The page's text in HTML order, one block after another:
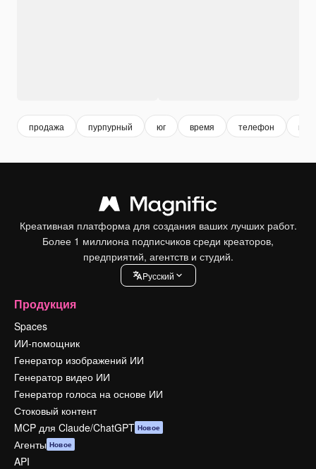
продажа пурпурный юг время телефон в
Креативная платформа для создания ваших лучших работ.
Более 1 миллиона подписчиков среди креаторов,
предприятий, агентств и студий.
Pусский
Продукция
Spaces
ИИ-помощник
Генератор изображений ИИ
Генератор видео ИИ
Генератор голоса на основе ИИ
Стоковый контент
MCP для Claude/ChatGPT Новое
Агенты Новое
API